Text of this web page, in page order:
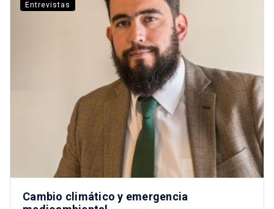
Entrevistas
Cambio climático y emergencia